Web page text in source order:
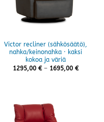
Victor recliner (sähkösäätö),
nahka/keinonahka · kaksi
kokoa ja väriä
1295,00 € – 1695,00 €